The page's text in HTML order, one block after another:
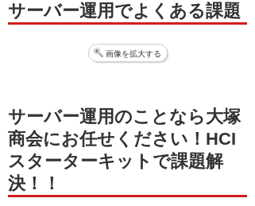
サーバー運用でよくある課題
画像を拡大する
サーバー運用のことなら大塚
商会にお任せください！ HCI
スターターキットで課題解
決！！